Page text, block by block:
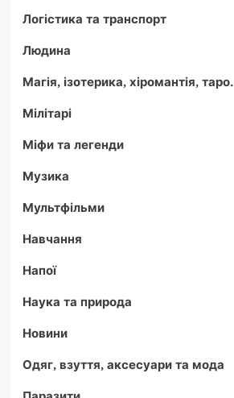
Логістика та транспорт
Людина
Магія, ізотерика, хіромантія, таро.
Мілітарі
Міфи та легенди
Музика
Мультфільми
Навчання
Напої
Наука та природа
Новини
Одяг, взуття, аксесуари та мода